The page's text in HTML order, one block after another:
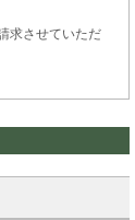
求させていただ